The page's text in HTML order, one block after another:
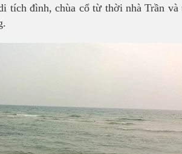
tích đình, chùa cổ từ thời nhà Trần